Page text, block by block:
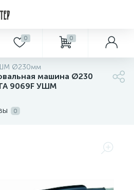
0 0
Ø230мм
машина Ø230
9069F УШМ
0